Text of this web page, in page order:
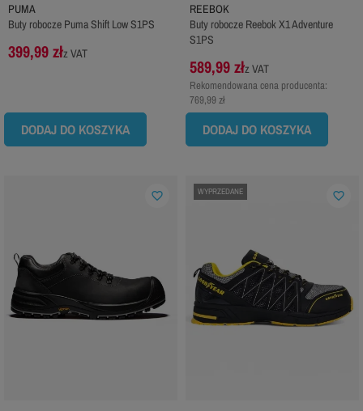
PUMA
Buty robocze Puma Shift Low S1PS
399,99 złz VAT
DODAJ DO KOSZYKA
REEBOK
Buty robocze Reebok X1 Adventure
S1PS
589,99 złz VAT
Rekomendowana cena producenta:
769,99 zł
DODAJ DO KOSZYKA
favorite_border WYPRZEDANE favorite_border